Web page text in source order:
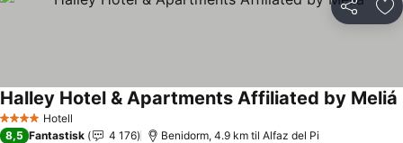
Del
4 StjernerHotell
Halley Hotel & Apartments Affiliated by Meliá
8,5 Fantastisk 4 176 Benidorm, 4.9 km til Alfaz del Pi